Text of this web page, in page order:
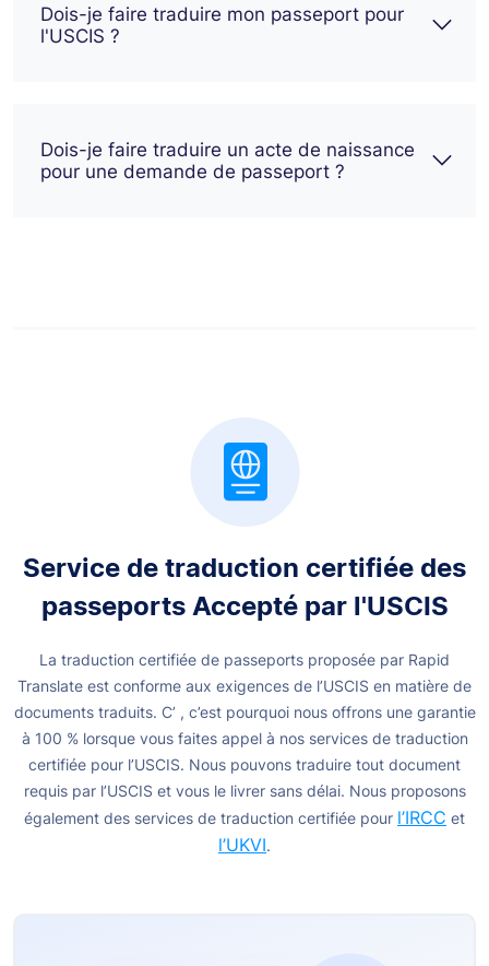
Dois-je faire traduire mon passeport pour
l'USCIS ?
Dois-je faire traduire un acte de naissance
pour une demande de passeport ?
Service de traduction certifiée des
passeports Accepté par l'USCIS
La traduction certifiée de passeports proposée par Rapid
Translate est conforme aux exigences de l’USCIS en matière de
documents traduits. C’ , c’est pourquoi nous offrons une garantie
à 100 % lorsque vous faites appel à nos services de traduction
certifiée pour l’USCIS. Nous pouvons traduire tout document
requis par l’USCIS et vous le livrer sans délai. Nous proposons
également des services de traduction certifiée pour l’IRCC et
l’UKVI.